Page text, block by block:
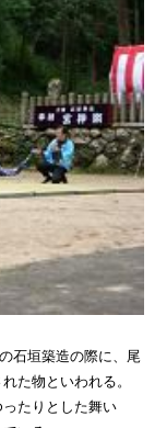
石垣築造の際に、尾
た物といわれる。
たりとした舞い